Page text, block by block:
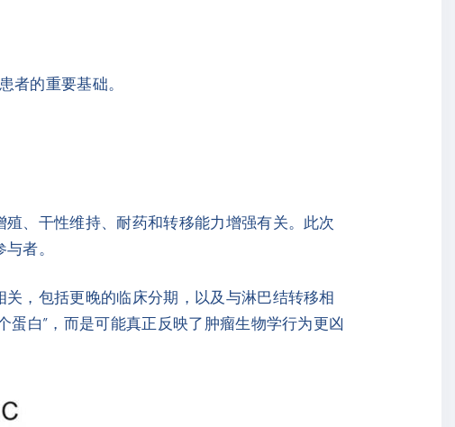
者的重要基础。
、干性维持、耐药和转移能力增强有关。此次
者。
，包括更晚的临床分期，以及与淋巴结转移相
蛋白”，而是可能真正反映了肿瘤生物学行为更凶